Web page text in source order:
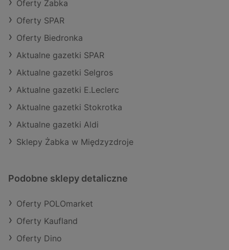
Oferty Żabka
Oferty SPAR
Oferty Biedronka
Aktualne gazetki SPAR
Aktualne gazetki Selgros
Aktualne gazetki E.Leclerc
Aktualne gazetki Stokrotka
Aktualne gazetki Aldi
Sklepy Żabka w Międzyzdroje
Podobne sklepy detaliczne
Oferty POLOmarket
Oferty Kaufland
Oferty Dino